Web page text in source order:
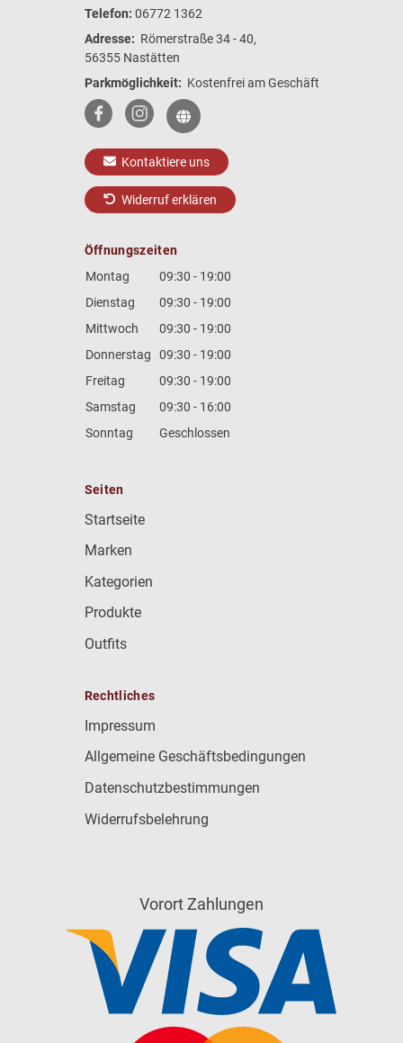
Telefon: 06772 1362
Adresse: Römerstraße 34 - 40,
56355 Nastätten
Parkmöglichkeit: Kostenfrei am Geschäft
Kontaktiere uns
Widerruf erklären
Öffnungszeiten
Montag
09:30 - 19:00
Dienstag
09:30 - 19:00
Mittwoch
09:30 - 19:00
Donnerstag
09:30 - 19:00
Freitag
09:30 - 19:00
Samstag
09:30 - 16:00
Sonntag
Geschlossen
Seiten
Startseite
Marken
Kategorien
Produkte
Outfits
Rechtliches
Impressum
Allgemeine Geschäftsbedingungen
Datenschutzbestimmungen
Widerrufsbelehrung
Vorort Zahlungen